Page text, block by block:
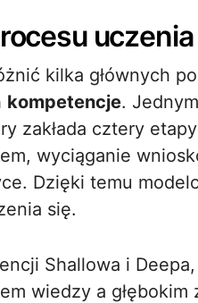
kilka głównych
kompetencje.
zakłada cztery
wyciąganie
Dzięki temu
się.
Shallowa i
wiedzy a głębokim